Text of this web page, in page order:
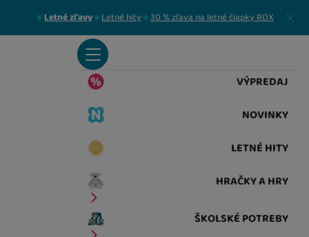
Letné zľavy Letné hity 30 % zľava na letné čiapky RDX Zavrieť
VÝPREDAJ
NOVINKY
LETNÉ HITY
HRAČKY A HRY
ŠKOLSKÉ POTREBY